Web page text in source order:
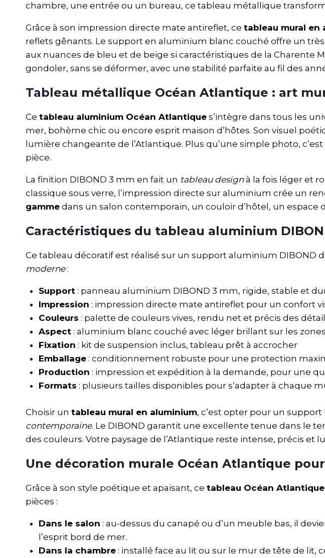
chambre, une entrée ou un bureau, ce tableau métallique
Grâce à son impression directe mate antireflet, ce tableau mural en
reflets gênants. Le support en aluminium blanc couché offre un
aux nuances de bleu et de beige si caractéristiques de la Charente
gondoler, sans se déformer, avec une stabilité parfaite au fil des
Tableau métallique Océan Atlantique : art
Ce tableau aluminium Océan Atlantique s’intègre dans tous les
mer, bohème chic ou encore esprit maison d’hôtes. Son visuel
lumière changeante de l’Atlantique. Plus qu’une simple photo,
pièce.
La finition DIBOND 3 mm en fait un tableau designà la fois léger et
classique sous verre, l’impression directe sur aluminium crée un
gamme dans un salon contemporain, un couloir d’hôtel, un espace
Caractéristiques du tableau aluminium
Ce tableau décoratif est réalisé sur un support aluminium DIBOND
moderne:
Support: panneau aluminium DIBOND 3 mm, rigide, stable et
Impression : impression directe mate antireflet pour un confort
Couleurs : palette de couleurs vives, rendu net et précis des
Aspect: aluminium blanc couché avec léger brillant sur les
Fixation : kit de suspension inclus, tableau prêt à accrocher
Emballage: conditionnement robuste pour une protection
Production : impression et expédition à la demande, pour une
Formats : plusieurs tailles disponibles pour s’adapter à chaque
Choisir un tableau mural en aluminium, c’est opter pour un
contemporaine. Le DIBOND garantit une excellente tenue dans le
des couleurs. Votre paysage de l’Atlantique reste intense, précis et
Une décoration murale Océan Atlantique
Grâce à son style poétique et apaisant, ce tableau Océan
pièces :
Dans le salon : au-dessus du canapé ou d’un meuble bas, il
l’esprit bord de mer.
Dans la chambre: installé face au lit ou sur le mur de tête de lit,